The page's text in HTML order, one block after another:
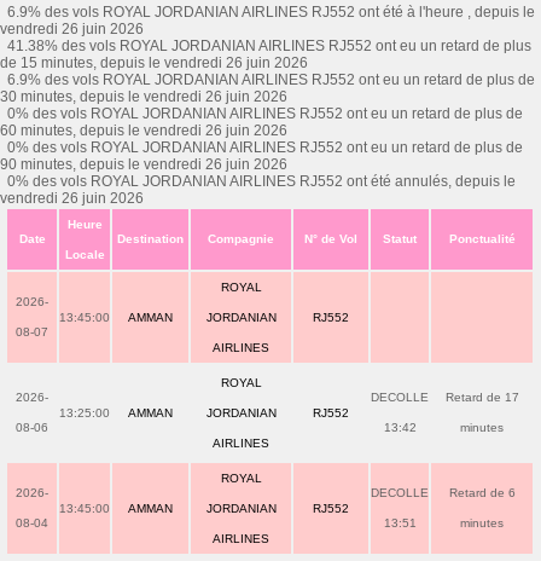
6.9% des vols ROYAL JORDANIAN AIRLINES RJ552 ont été à l'heure , depuis le
vendredi 26 juin 2026
41.38% des vols ROYAL JORDANIAN AIRLINES RJ552 ont eu un retard de plus
de 15 minutes, depuis le vendredi 26 juin 2026
6.9% des vols ROYAL JORDANIAN AIRLINES RJ552 ont eu un retard de plus de
30 minutes, depuis le vendredi 26 juin 2026
0% des vols ROYAL JORDANIAN AIRLINES RJ552 ont eu un retard de plus de
60 minutes, depuis le vendredi 26 juin 2026
0% des vols ROYAL JORDANIAN AIRLINES RJ552 ont eu un retard de plus de
90 minutes, depuis le vendredi 26 juin 2026
0% des vols ROYAL JORDANIAN AIRLINES RJ552 ont été annulés, depuis le
vendredi 26 juin 2026
Date
Heure
Locale
Destination Compagnie N° de Vol Statut Ponctualité
2026-
08-07
13:45:00 AMMAN
ROYAL
JORDANIAN
AIRLINES
RJ552
2026-
08-06
13:25:00 AMMAN
ROYAL
JORDANIAN
AIRLINES
RJ552
DECOLLE
13:42
Retard de 17
minutes
2026-
08-04
13:45:00 AMMAN
ROYAL
JORDANIAN
AIRLINES
RJ552
DECOLLE
13:51
Retard de 6
minutes